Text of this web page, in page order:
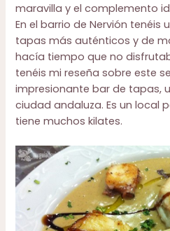
maravilla y el complemento
En el barrio de Nervión tenéis
tapas más auténticos y de
hacía tiempo que no
tenéis mi reseña sobre este
impresionante bar de tapas,
ciudad andaluza. Es un local
tiene muchos kilates.